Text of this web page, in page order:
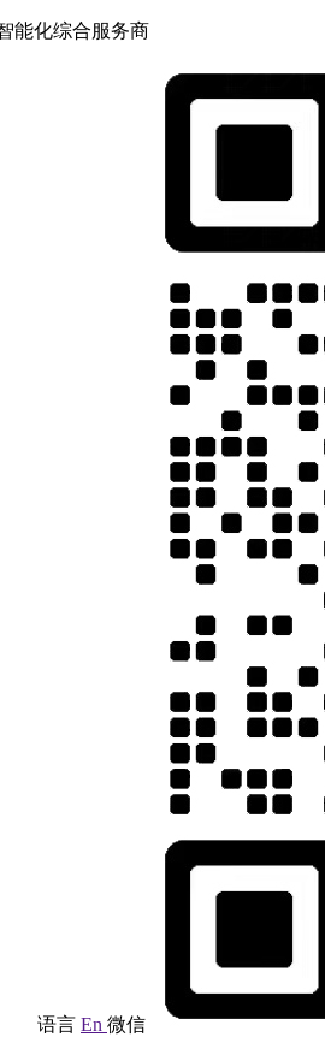
能化综合服务商
语言 En 微信